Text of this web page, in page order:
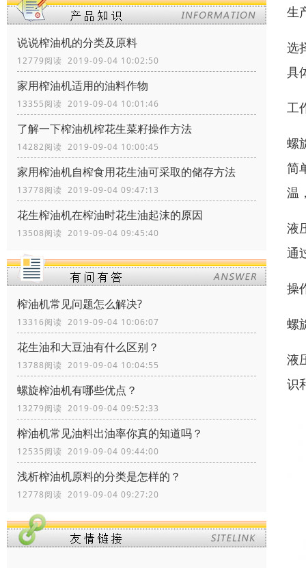
说说榨油机的分类及原料
12779阅读 2019-09-04 10:02:50
家用榨油机适用的油料作物
13355阅读 2019-09-04 10:01:46
了解一下榨油机榨花生菜籽操作方法
14282阅读 2019-09-04 10:00:45
家用榨油机自榨食用花生油可采取的储存方法
13778阅读 2019-09-04 09:47:13
花生榨油机在榨油时花生油起沫的原因
13508阅读 2019-09-04 09:45:40
榨油机常见问题怎么解决?
13316阅读 2019-09-04 10:06:07
花生油和大豆油有什么区别？
13788阅读 2019-09-04 10:04:55
螺旋榨油机有哪些优点？
13279阅读 2019-09-04 09:52:33
榨油机常见油料出油率你真的知道吗？
12535阅读 2019-09-04 09:44:00
浅析榨油机原料的分类是怎样的？
12778阅读 2019-09-04 09:27:20
生
选
具
工
螺
简
温
液
通
操
螺
液
识